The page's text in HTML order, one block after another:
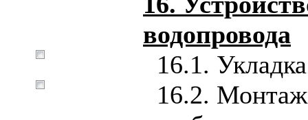
водопровода
16.1.
16.2.